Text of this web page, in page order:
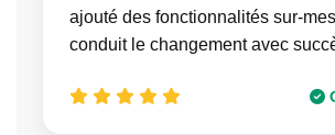
ajouté des fonctionnalités sur-
conduit le changement avec